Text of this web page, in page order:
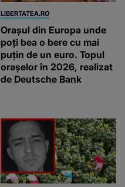
LIBERTATEA.RO
Orașul din Europa unde
poți bea o bere cu mai
puțin de un euro. Topul
orașelor în 2026, realizat
de Deutsche Bank